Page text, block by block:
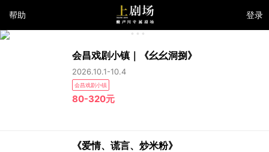
帮助 登录
会昌戏剧小镇｜《幺幺洞捌》
2026.10.1-10.4
会昌戏剧小镇
80-320元
《爱情、谎言、炒米粉》